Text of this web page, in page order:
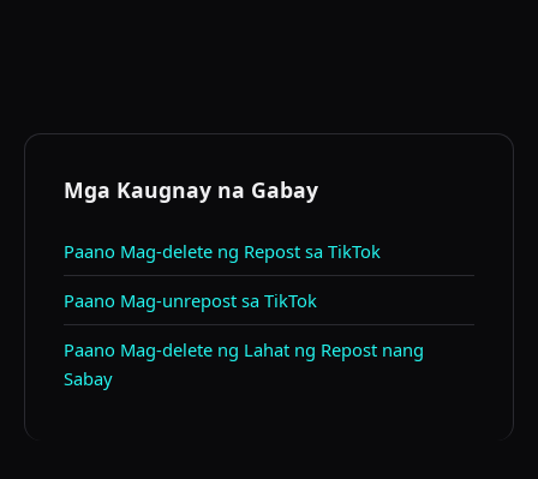
Mga Kaugnay na Gabay
Paano Mag-delete ng Repost sa TikTok
Paano Mag-unrepost sa TikTok
Paano Mag-delete ng Lahat ng Repost nang
Sabay